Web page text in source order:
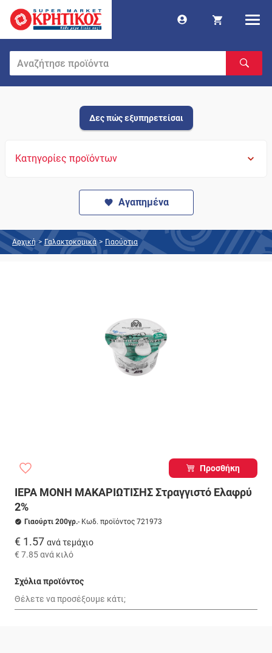
Δες πώς εξυπηρετείσαι
Κατηγορίες προϊόντων
Αγαπημένα
Αρχική > Γαλακτοκομικά > Γιαούρτια
Προσθήκη
ΙΕΡΑ ΜΟΝΗ ΜΑΚΑΡΙΩΤΙΣΗΣ Στραγγιστό Ελαφρύ
2%
Γιαούρτι 200γρ.- Κωδ. προϊόντος 721973
€ 1.57 ανά τεμάχιο
€ 7.85ανά κιλό
Σχόλια προϊόντος